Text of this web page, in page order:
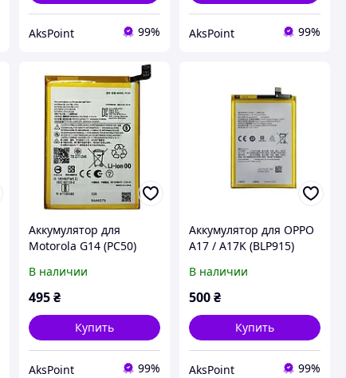
AksPoint 99% AksPoint 99%
Аккумулятор для
Motorola G14 (PC50)
В наличии
495 ₴
Купить
AksPoint 99%
Аккумулятор для OPPO
A17 / A17K (BLP915)
В наличии
500₴
Купить
AksPoint 99%